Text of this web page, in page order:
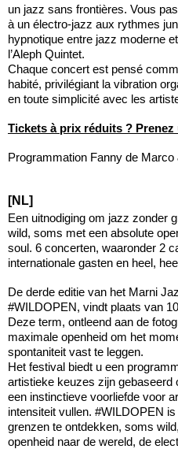
un jazz sans frontières. Vous
à un électro-jazz aux rythmes
hypnotique entre jazz moderne
l’Aleph Quintet.
Chaque concert est pensé
habité, privilégiant la vibration
en toute simplicité avec les
Tickets à prix réduits ? Prenez
Programmation Fanny de Marco
[NL]
Een uitnodiging om jazz zonder
wild, soms met een absolute
soul. 6 concerten, waaronder 2
internationale gasten en heel,
De derde editie van het Marni
#WILDOPEN, vindt plaats van
Deze term, ontleend aan de
maximale openheid om het
spontaniteit vast te leggen.
Het festival biedt u een
artistieke keuzes zijn gebaseerd
een instinctieve voorliefde voor
intensiteit vullen. #WILDOPEN
grenzen te ontdekken, soms
openheid naar de wereld, de